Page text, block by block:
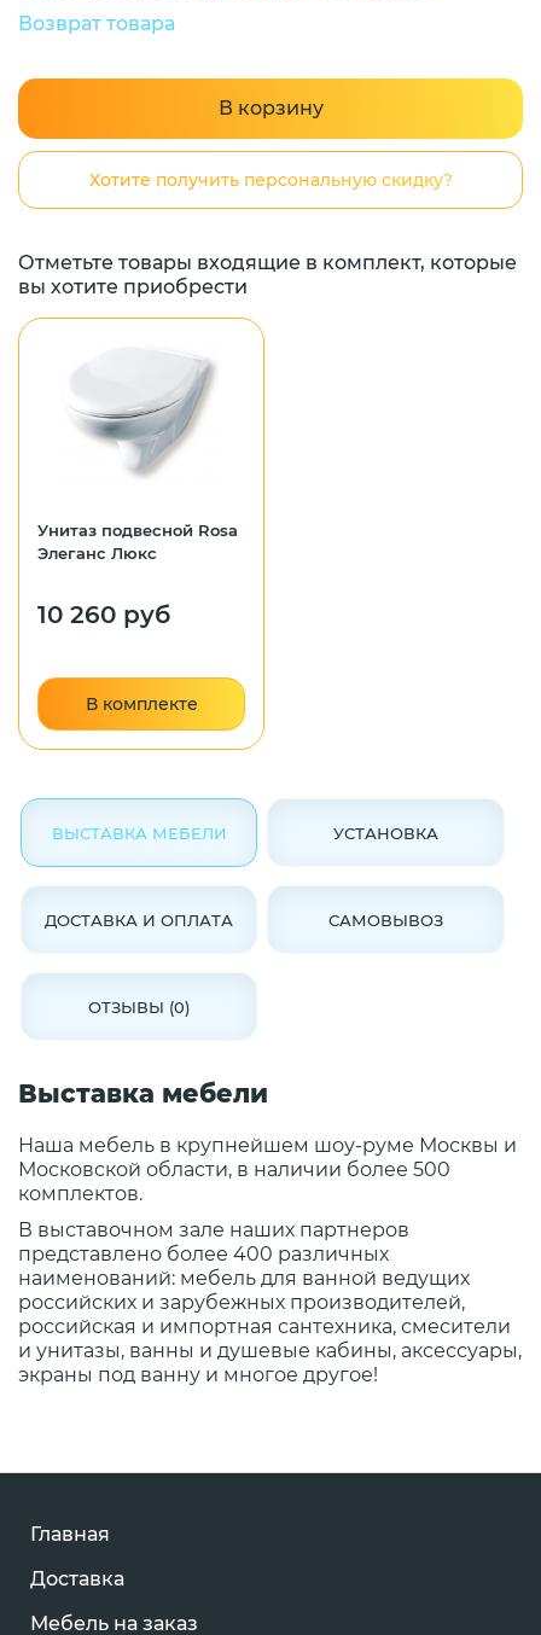
Возврат товара
В корзину
Хотите получить персональную скидку?
Отметьте товары входящие в комплект, которые
вы хотите приобрести
Унитаз подвесной Rosa
Элеганс Люкс
10 260 руб
В комплекте
ВЫСТАВКА МЕБЕЛИ УСТАНОВКА
ДОСТАВКА И ОПЛАТА САМОВЫВОЗ
ОТЗЫВЫ (0)
Выставка мебели
Наша мебель в крупнейшем шоу-руме Москвы и
Московской области, в наличии более 500
комплектов.
В выставочном зале наших партнеров
представлено более 400 различных
наименований: мебель для ванной ведущих
российских и зарубежных производителей,
российская и импортная сантехника, смесители
и унитазы, ванны и душевые кабины, аксессуары,
экраны под ванну и многое другое!
Главная
Доставка
Мебель на заказ